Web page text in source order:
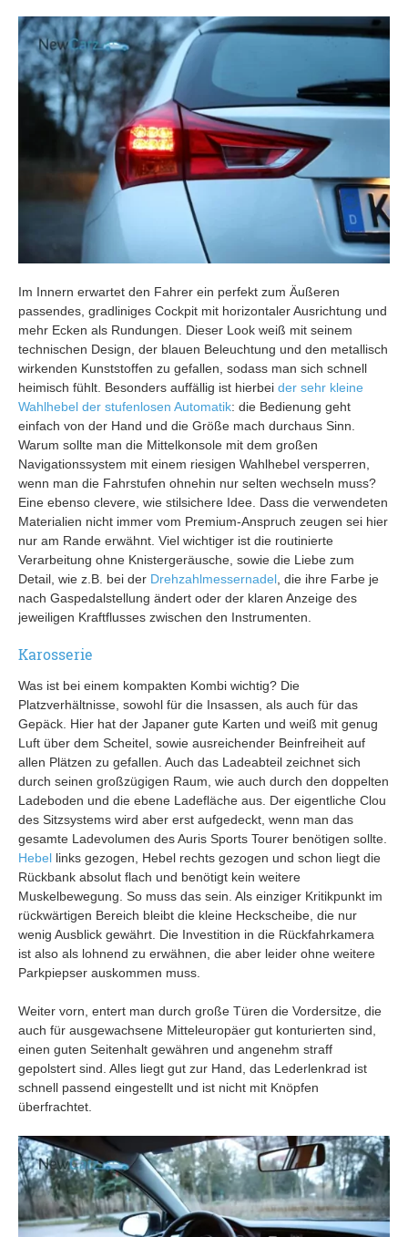
Im Innern erwartet den Fahrer ein perfekt zum Äußeren
passendes, gradliniges Cockpit mit horizontaler Ausrichtung und
mehr Ecken als Rundungen. Dieser Look weiß mit seinem
technischen Design, der blauen Beleuchtung und den metallisch
wirkenden Kunststoffen zu gefallen, sodass man sich schnell
heimisch fühlt. Besonders auffällig ist hierbei der sehr kleine
Wahlhebel der stufenlosen Automatik: die Bedienung geht
einfach von der Hand und die Größe mach durchaus Sinn.
Warum sollte man die Mittelkonsole mit dem großen
Navigationssystem mit einem riesigen Wahlhebel versperren,
wenn man die Fahrstufen ohnehin nur selten wechseln muss?
Eine ebenso clevere, wie stilsichere Idee. Dass die verwendeten
Materialien nicht immer vom Premium-Anspruch zeugen sei hier
nur am Rande erwähnt. Viel wichtiger ist die routinierte
Verarbeitung ohne Knistergeräusche, sowie die Liebe zum
Detail, wie z.B. bei der Drehzahlmessernadel, die ihre Farbe je
nach Gaspedalstellung ändert oder der klaren Anzeige des
jeweiligen Kraftflusses zwischen den Instrumenten.
Karosserie
Was ist bei einem kompakten Kombi wichtig? Die
Platzverhältnisse, sowohl für die Insassen, als auch für das
Gepäck. Hier hat der Japaner gute Karten und weiß mit genug
Luft über dem Scheitel, sowie ausreichender Beinfreiheit auf
allen Plätzen zu gefallen. Auch das Ladeabteil zeichnet sich
durch seinen großzügigen Raum, wie auch durch den doppelten
Ladeboden und die ebene Ladefläche aus. Der eigentliche Clou
des Sitzsystems wird aber erst aufgedeckt, wenn man das
gesamte Ladevolumen des Auris Sports Tourer benötigen sollte.
Hebel links gezogen, Hebel rechts gezogen und schon liegt die
Rückbank absolut flach und benötigt kein weitere
Muskelbewegung. So muss das sein. Als einziger Kritikpunkt im
rückwärtigen Bereich bleibt die kleine Heckscheibe, die nur
wenig Ausblick gewährt. Die Investition in die Rückfahrkamera
ist also als lohnend zu erwähnen, die aber leider ohne weitere
Parkpiepser auskommen muss.
Weiter vorn, entert man durch große Türen die Vordersitze, die
auch für ausgewachsene Mitteleuropäer gut konturierten sind,
einen guten Seitenhalt gewähren und angenehm straff
gepolstert sind. Alles liegt gut zur Hand, das Lederlenkrad ist
schnell passend eingestellt und ist nicht mit Knöpfen
überfrachtet.